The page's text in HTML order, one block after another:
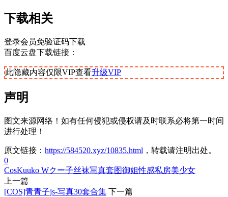
下载相关
登录会员免验证码下载
百度云盘下载链接：
此隐藏内容仅限VIP查看升级VIP
声明
图文来源网络！如有任何侵犯或侵权请及时联系必将第一时间
进行处理！
原文链接： https://584520.xyz/10835.html ，转载请注明出处。
0
CosKuuko Wクー子丝袜写真套图御姐性感私房美少女
上一篇
[COS]青青子js-写真30套合集 下一篇